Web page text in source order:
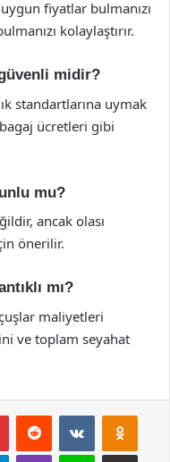
fiyatlar bulmanızı
kolaylaştırır.
midir?
standartlarına uymak
ücretleri gibi
mu?
ancak olası
önerilir.
mı?
maliyetleri
ve toplam seyahat
PinterestReddit VKontakte
TelegramViber Line E-Posta ile